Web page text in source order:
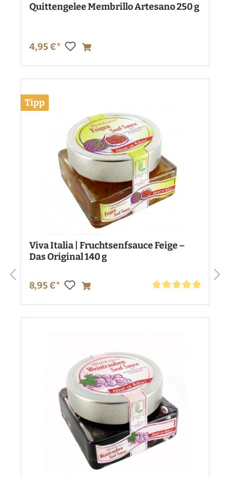
Quittengelee Membrillo Artesano 250 g
4,95 €*
Tipp
Viva Italia | Fruchtsenfsauce Feige –
Das Original 140 g
8,95 €*